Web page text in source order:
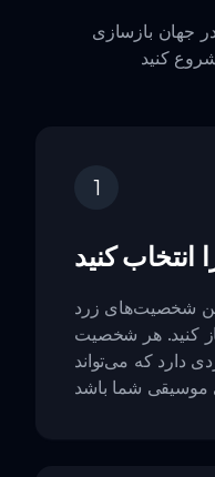
در جهان بازسازی
1
کنید
شخصیت‌های زرد
کنید. هر شخصیت
دارد که می‌تواند